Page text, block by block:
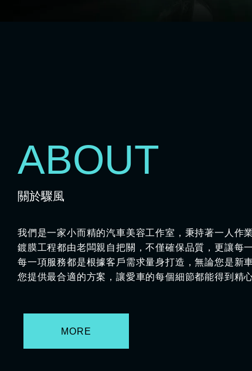
ABOUT
關於驟風
我們是一家小而精的汽車美容工作室，秉持著一人作
鍍膜工程都由老闆親自把關，不僅確保品質，更讓每
每一項服務都是根據客戶需求量身打造，無論您是新
您提供最合適的方案，讓愛車的每個細節都能得到精心
MORE